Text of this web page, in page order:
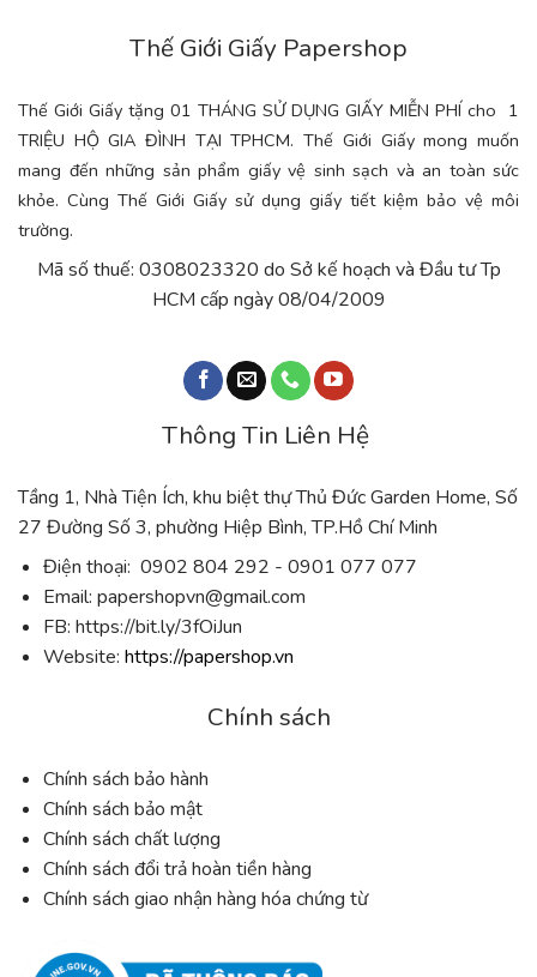
Thế Giới Giấy Papershop
Thế Giới Giấy tặng 01 THÁNG SỬ DỤNG GIẤY MIỄN PHÍ cho 1
TRIỆU HỘ GIA ĐÌNH TẠI TPHCM. Thế Giới Giấy mong muốn
mang đến những sản phẩm giấy vệ sinh sạch và an toàn sức
khỏe. Cùng Thế Giới Giấy sử dụng giấy tiết kiệm bảo vệ môi
trường.
Mã số thuế: 0308023320 do Sở kế hoạch và Đầu tư Tp
HCM cấp ngày 08/04/2009
Thông Tin Liên Hệ
Tầng 1, Nhà Tiện Ích, khu biệt thự Thủ Đức Garden Home, Số
27 Đường Số 3, phường Hiệp Bình, TP.Hồ Chí Minh
Điện thoại: 0902 804 292 - 0901 077 077
Email: papershopvn@gmail.com
FB: https://bit.ly/3fOiJun
Website: https://papershop.vn
Chính sách
Chính sách bảo hành
Chính sách bảo mật
Chính sách chất lượng
Chính sách đổi trả hoàn tiền hàng
Chính sách giao nhận hàng hóa chứng từ